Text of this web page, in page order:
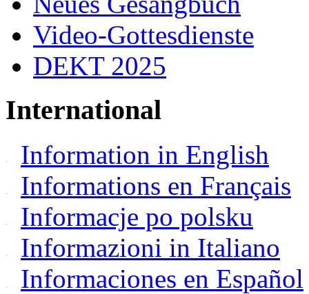
Video-Gottesdienste
DEKT 2025
International
Information in English
Informations en Français
Informacje po polsku
Informazioni in Italiano
Informaciones en Español